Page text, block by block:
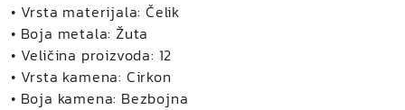
• Vrsta materijala: Čelik
• Boja metala: Žuta
• Veličina proizvoda: 12
• Vrsta kamena: Cirkon
• Boja kamena: Bezbojna